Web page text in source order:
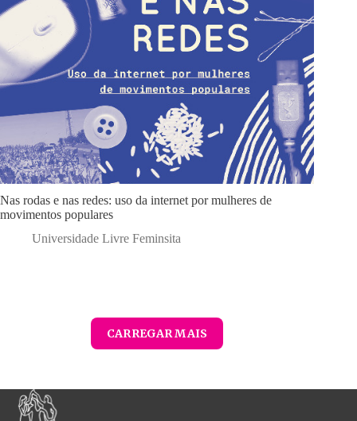
Nas rodas e nas redes: uso da internet por mulheres de
movimentos populares
Universidade Livre Feminsita
CARREGAR MAIS